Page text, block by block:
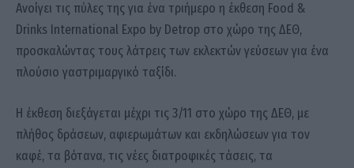
Ανοίγει τις πύλες της για ένα τριήμερο η έκθεση Food &
Drinks International Expo by Detrop στο χώρο της ΔΕΘ,
προσκαλώντας τους λάτρεις των εκλεκτών γεύσεων για ένα
πλούσιο γαστριμαργικό ταξίδι.
Η έκθεση διεξάγεται μέχρι τις 3/11 στο χώρο της ΔΕΘ, με
πλήθος δράσεων, αφιερωμάτων και εκδηλώσεων για τον
καφέ, τα βότανα, τις νέες διατροφικές τάσεις, τα